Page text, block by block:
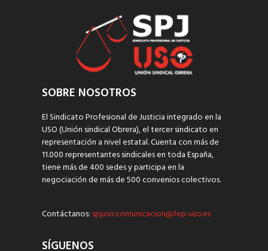
SOBRE NOSOTROS
El Sindicato Profesional de Justicia integrado en la
USO (Unión sindical Obrera), el tercer sindicato en
representación a nivel estatal. Cuenta con más de
11.000 representantes sindicales en toda España,
tiene más de 400 sedes y participa en la
negociación de más de 500 convenios colectivos.
Contáctanos: spjuso.comunicacion@fep-uso.es
SÍGUENOS